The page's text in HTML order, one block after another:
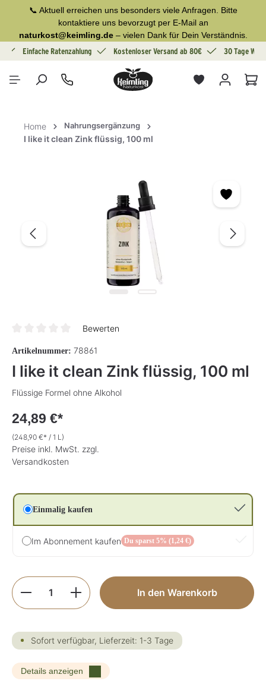
springen
📞 Aktuell erreichen uns besonders viele Anfragen. Bitte
kontaktiere uns bevorzugt per E-Mail an
naturkost@keimling.de– vielen Dank für Dein Verständnis.
Einfache Ratenzahlung Kostenloser Versand ab 80€ 30 Tage
Home Nahrungsergänzung
I like it clean Zink flüssig, 100 ml
Bewerten
Artikelnummer: 78861
I like it clean Zink flüssig, 100 ml
Flüssige Formel ohne Alkohol
24,89 €*
(248,90 €* / 1 L)
Preise inkl. MwSt. zzgl.
Versandkosten
Einmalig kaufen
Im Abonnement kaufen Du sparst 5% (1,24 €)
Produkt Anzahl: Gib den gewünschten
In den Warenkorb
Sofort verfügbar, Lieferzeit: 1-3 Tage
Details anzeigen